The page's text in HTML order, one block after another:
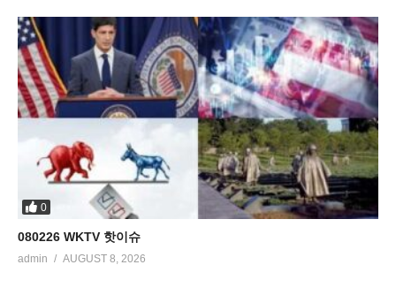
0
080226 WKTV 핫이슈
admin AUGUST 8, 2026